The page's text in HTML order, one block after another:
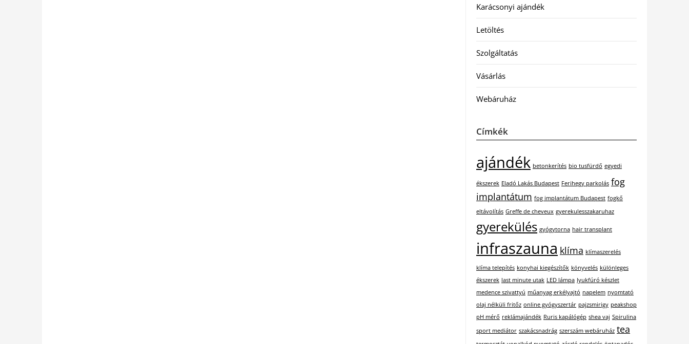
Karácsonyi ajándék
Letöltés
Szolgáltatás
Vásárlás
Webáruház
Címkék
ajándék betonkerítés bio tusfürdő egyedi
ékszerek Eladó Lakás Budapest Ferihegy parkolás fog
implantátum fog implantátum Budapest fogkő
eltávolítás Greffe de cheveux gyerekulesszakaruhaz
gyerekülés gyógytorna hair transplant
infraszauna klíma klímaszerelés
klíma telepítés konyhai kiegészítők könyvelés különleges
ékszerek last minute utak LED lámpa lyukfúró készlet
medence szivattyú műanyag erkélyajtó napelem nyomtató
olaj nélküli fritőz online gyógyszertár pajzsmirigy peakshop
pH mérő reklámajándék Ruris kapálógép shea vaj Spirulina
sport mediátor szakácsnadrág szerszám webáruház tea